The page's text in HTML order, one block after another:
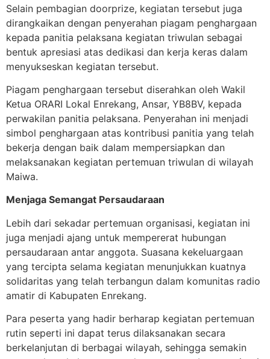
Selain pembagian doorprize, kegiatan tersebut juga
dirangkaikan dengan penyerahan piagam penghargaan
kepada panitia pelaksana kegiatan triwulan sebagai
bentuk apresiasi atas dedikasi dan kerja keras dalam
menyukseskan kegiatan tersebut.
Piagam penghargaan tersebut diserahkan oleh Wakil
Ketua ORARI Lokal Enrekang, Ansar, YB8BV, kepada
perwakilan panitia pelaksana. Penyerahan ini menjadi
simbol penghargaan atas kontribusi panitia yang telah
bekerja dengan baik dalam mempersiapkan dan
melaksanakan kegiatan pertemuan triwulan di wilayah
Maiwa.
Menjaga Semangat Persaudaraan
Lebih dari sekadar pertemuan organisasi, kegiatan ini
juga menjadi ajang untuk mempererat hubungan
persaudaraan antar anggota. Suasana kekeluargaan
yang tercipta selama kegiatan menunjukkan kuatnya
solidaritas yang telah terbangun dalam komunitas radio
amatir di Kabupaten Enrekang.
Para peserta yang hadir berharap kegiatan pertemuan
rutin seperti ini dapat terus dilaksanakan secara
berkelanjutan di berbagai wilayah, sehingga semakin